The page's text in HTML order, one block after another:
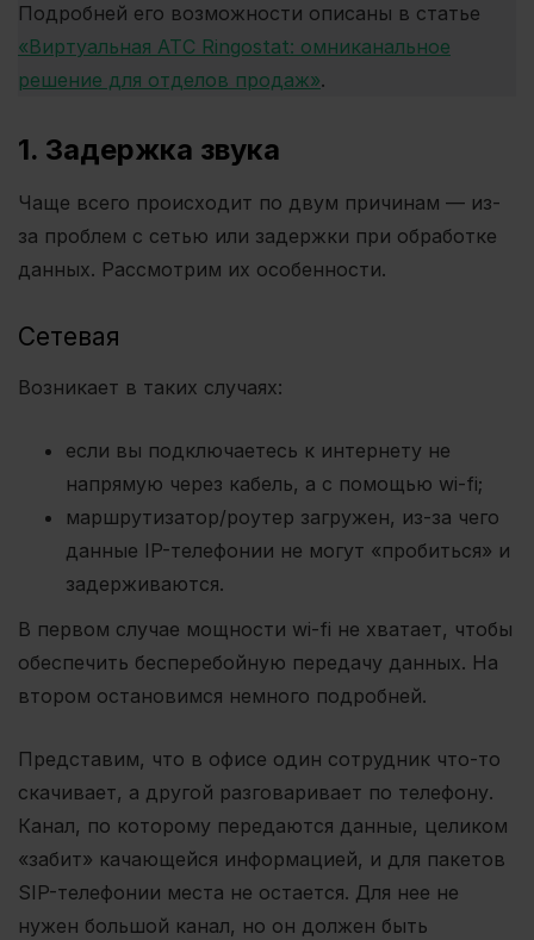
Подробней его возможности описаны в статье
«Виртуальная АТС Ringostat: омниканальное
решение для отделов продаж».
1. Задержка звука
Чаще всего происходит по двум причинам — из-
за проблем с сетью или задержки при обработке
данных. Рассмотрим их особенности.
Сетевая
Возникает в таких случаях:
если вы подключаетесь к интернету не
напрямую через кабель, а с помощью wi-fi;
маршрутизатор/роутер загружен, из-за чего
данные IP-телефонии не могут «пробиться» и
задерживаются.
В первом случае мощности wi-fi не хватает, чтобы
обеспечить бесперебойную передачу данных. На
втором остановимся немного подробней.
Представим, что в офисе один сотрудник что-то
скачивает, а другой разговаривает по телефону.
Канал, по которому передаются данные, целиком
«забит» качающейся информацией, и для пакетов
SIP-телефонии места не остается. Для нее не
нужен большой канал, но он должен быть